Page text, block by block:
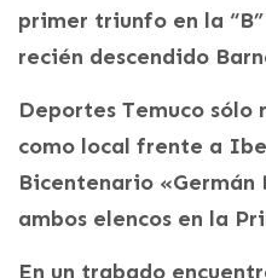
primer triunfo en la
recién descendido
Deportes Temuco sólo
como local frente a
Bicentenario «Germán
ambos elencos en la
En un trabado